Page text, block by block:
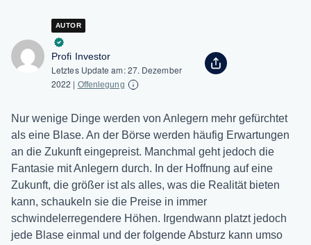
AUTOR
Profi Investor
Letztes Update am:27. Dezember
2022 | Offenlegung
Nur wenige Dinge werden von Anlegern mehr gefürchtet
als eine Blase. An der Börse werden häufig Erwartungen
an die Zukunft eingepreist. Manchmal geht jedoch die
Fantasie mit Anlegern durch. In der Hoffnung auf eine
Zukunft, die größer ist als alles, was die Realität bieten
kann, schaukeln sie die Preise in immer
schwindelerregendere Höhen. Irgendwann platzt jedoch
jede Blase einmal und der folgende Absturz kann umso